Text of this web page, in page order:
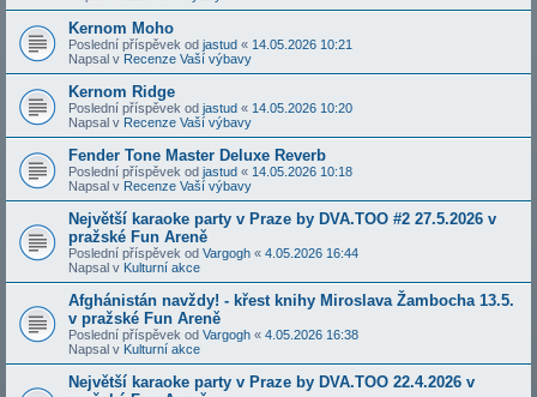
Kernom Moho
Poslední příspěvek od jastud « 14.05.2026 10:21
Napsal v Recenze Vaší výbavy
Kernom Ridge
Poslední příspěvek od jastud « 14.05.2026 10:20
Napsal v Recenze Vaší výbavy
Fender Tone Master Deluxe Reverb
Poslední příspěvek od jastud « 14.05.2026 10:18
Napsal v Recenze Vaší výbavy
Největší karaoke party v Praze by DVA.TOO #2 27.5.2026 v
pražské Fun Areně
Poslední příspěvek od Vargogh « 4.05.2026 16:44
Napsal v Kulturní akce
Afghánistán navždy! - křest knihy Miroslava Žambocha 13.5.
v pražské Fun Areně
Poslední příspěvek od Vargogh « 4.05.2026 16:38
Napsal v Kulturní akce
Největší karaoke party v Praze by DVA.TOO 22.4.2026 v